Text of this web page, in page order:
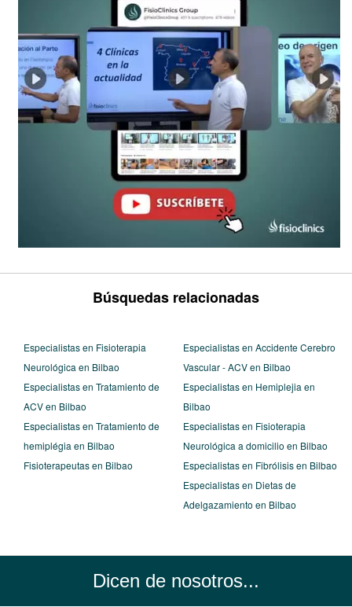
Búsquedas relacionadas
Especialistas en Fisioterapia
Neurológica en Bilbao
Especialistas en Tratamiento de
ACV en Bilbao
Especialistas en Tratamiento de
hemiplégia en Bilbao
Fisioterapeutas en Bilbao
Especialistas en Accidente Cerebro
Vascular - ACV en Bilbao
Especialistas en Hemiplejia en
Bilbao
Especialistas en Fisioterapia
Neurológica a domicilio en Bilbao
Especialistas en Fibrólisis en Bilbao
Especialistas en Dietas de
Adelgazamiento en Bilbao
Dicen de nosotros...